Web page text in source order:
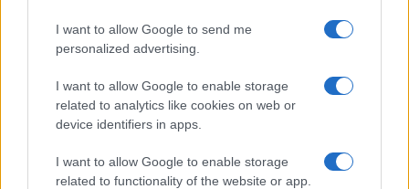
I want to allow Google to send me
personalized advertising.
I want to allow Google to enable storage
related to analytics like cookies on web or
device identifiers in apps.
I want to allow Google to enable storage
related to functionality of the website or app.
KUĆA U SRBIJI U KOJU SVI GLEDAJU U
ČUDU I PITAJU SE - ŠTA JE OVO?